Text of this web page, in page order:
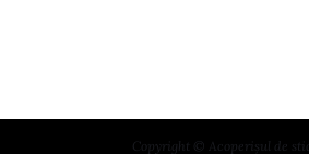
Copyright © Acoperișul de